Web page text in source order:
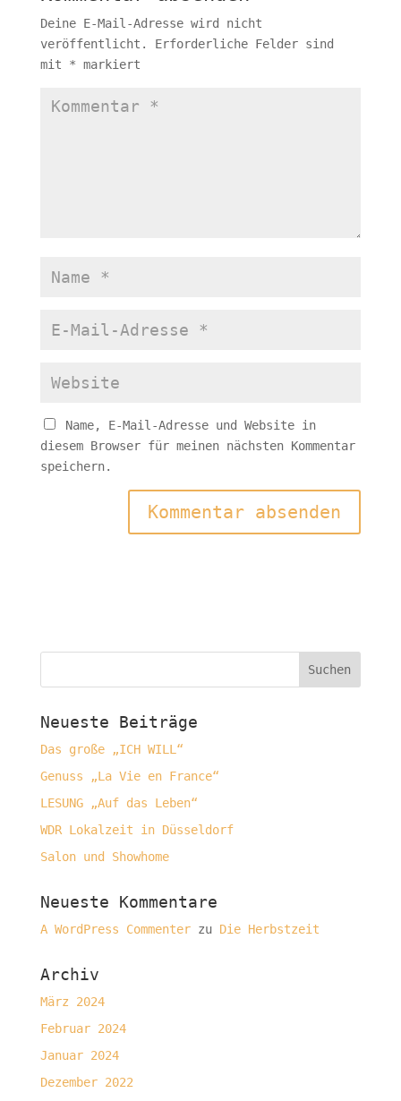
Deine E-Mail-Adresse wird nicht
veröffentlicht.
Erforderliche Felder sind
mit * markiert
Name, E-Mail-Adresse und Website in
diesem Browser für meinen nächsten Kommentar
speichern.
Neueste Beiträge
Das große „ICH WILL“
Genuss „La Vie en France“
LESUNG „Auf das Leben“
WDR Lokalzeit in Düsseldorf
Salon und Showhome
Neueste Kommentare
A WordPress Commenterzu Die Herbstzeit
Archiv
März 2024
Februar 2024
Januar 2024
Dezember 2022